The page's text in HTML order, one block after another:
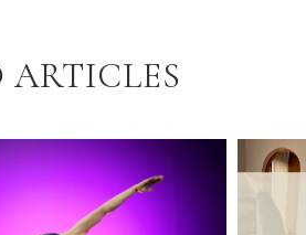
ARTICLES